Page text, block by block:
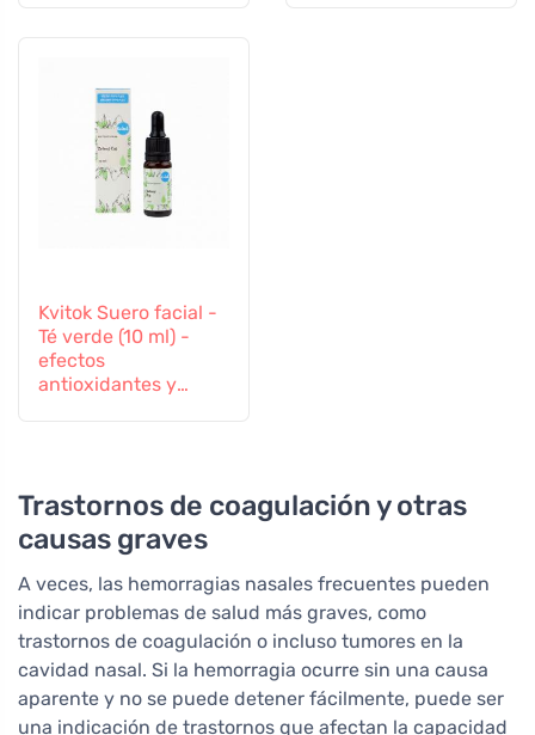
Kvitok Suero facial -
Té verde (10 ml) -
efectos
antioxidantes y
Trastornos de coagulación y otras
causas graves
A veces, las hemorragias nasales frecuentes pueden
indicar problemas de salud más graves, como
trastornos de coagulación o incluso tumores en la
cavidad nasal. Si la hemorragia ocurre sin una causa
aparente y no se puede detener fácilmente, puede ser
una indicación de trastornos que afectan la capacidad